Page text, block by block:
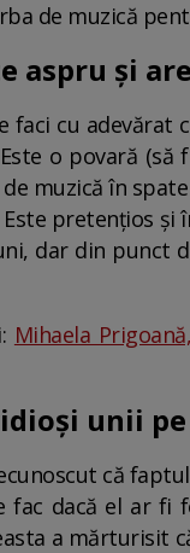
de muzică
aspru și
faci cu
o povară
muzică în
pretențios
dar din punct
Mihaela
unii
că
fac dacă el ar fi
a